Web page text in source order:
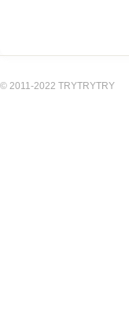
© 2011-2022 TRYTRYTRY